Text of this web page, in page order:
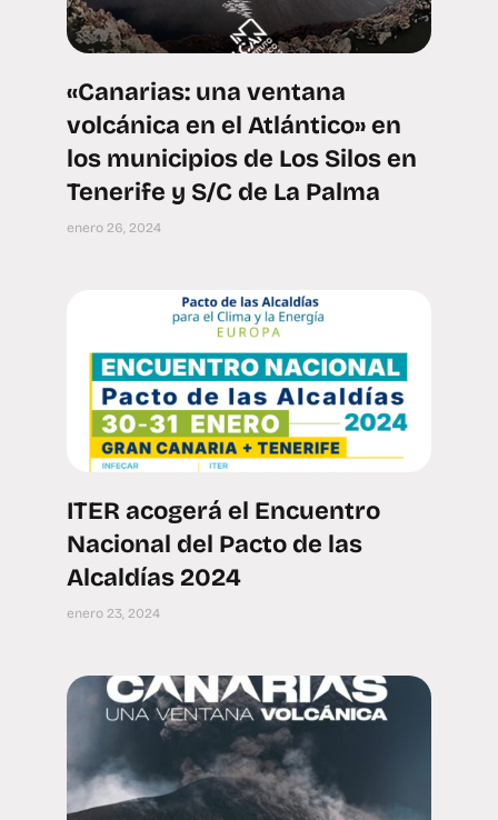
«Canarias: una ventana
volcánica en el Atlántico» en
los municipios de Los Silos en
Tenerife y S/C de La Palma
enero 26, 2024
ITER acogerá el Encuentro
Nacional del Pacto de las
Alcaldías 2024
enero 23, 2024